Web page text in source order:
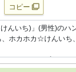
コピー